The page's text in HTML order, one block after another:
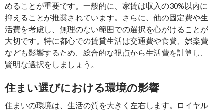
めることが重要です。一般的に、家賃は収入の30%以内に
抑えることが推奨されています。さらに、他の固定費や生
活費を考慮し、無理のない範囲での選択を心がけることが
大切です。特に都心での賃貸生活は交通費や食費、娯楽費
なども影響するため、総合的な視点から生活費を計算し、
賢明な選択をしましょう。
住まい選びにおける環境の影響
住まいの環境は、生活の質を大きく左右します。ロイヤル